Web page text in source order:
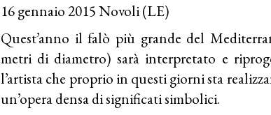
16 gennaio 2015 Novoli (LE)
Quest’anno il falò più grande del
metri di diametro) sarà interpretato e
l’artista che proprio in questi giorni sta
un’opera densa di significati simbolici.